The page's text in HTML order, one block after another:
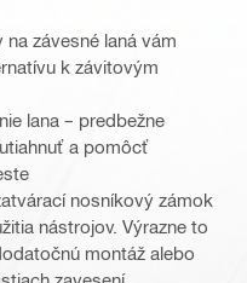
závesné laná vám
k závitovým
lana – predbežne
a pomôcť
nosníkový zámok
nástrojov. Výrazne to
montáž alebo